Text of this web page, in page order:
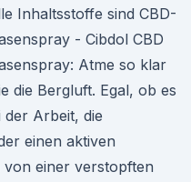
Inhaltsstoffe sind CBD-
- Cibdol CBD
Atme so klar
die Bergluft. Egal, ob es
der Arbeit, die
einen aktiven
von einer verstopften